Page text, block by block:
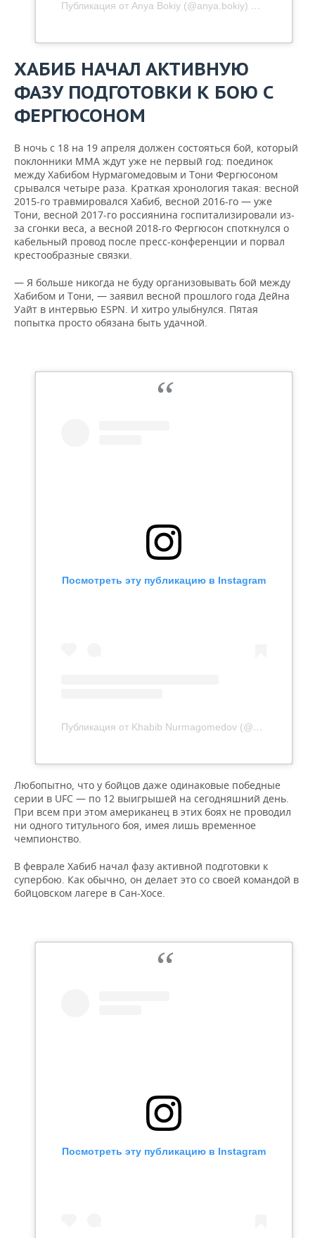
Публикация от Anya Bokiy (@anya.bokiy) 13 Сен 2019
ХАБИБ НАЧАЛ АКТИВНУЮ
ФАЗУ ПОДГОТОВКИ К БОЮ С
ФЕРГЮСОНОМ
В ночь с 18 на 19 апреля должен состояться бой, который
поклонники MMA ждут уже не первый год: поединок
между Хабибом Нурмагомедовым и Тони Фергюсоном
срывался четыре раза. Краткая хронология такая: весной
2015-го травмировался Хабиб, весной 2016-го — уже
Тони, весной 2017-го россиянина госпитализировали из-
за сгонки веса, а весной 2018-го Фергюсон споткнулся о
кабельный провод после пресс-конференции и порвал
крестообразные связки.
— Я больше никогда не буду организовывать бой между
Хабибом и Тони, — заявил весной прошлого года Дейна
Уайт в интервью ESPN. И хитро улыбнулся. Пятая
попытка просто обязана быть удачной.
Посмотреть эту публикацию в Instagram
Публикация от Khabib Nurmagomedov (@khabib_nurmagomedov)
Любопытно, что у бойцов даже одинаковые победные
серии в UFC — по 12 выигрышей на сегодняшний день.
При всем при этом американец в этих боях не проводил
ни одного титульного боя, имея лишь временное
чемпионство.
В феврале Хабиб начал фазу активной подготовки к
супербою. Как обычно, он делает это со своей командой в
бойцовском лагере в Сан-Хосе.
Посмотреть эту публикацию в Instagram